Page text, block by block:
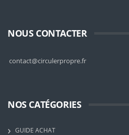
NOUS CONTACTER
contact@circulerpropre.fr
NOS CATÉGORIES
GUIDE ACHAT